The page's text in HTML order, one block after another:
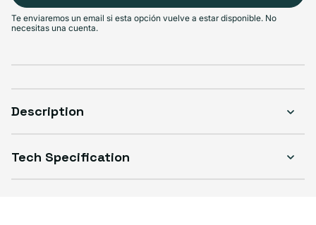
Te enviaremos un email si esta opción vuelve a estar disponible. No
necesitas una cuenta.
Description
Tech Specification